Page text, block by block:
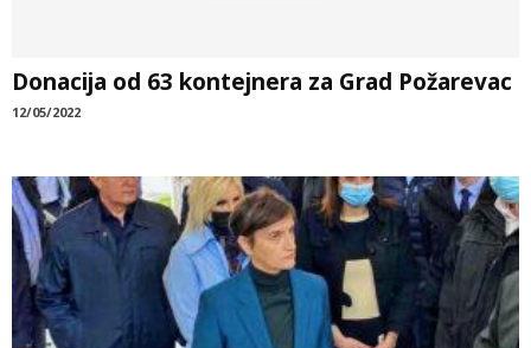
Donacija od 63 kontejnera za Grad Požarevac
12/05/2022